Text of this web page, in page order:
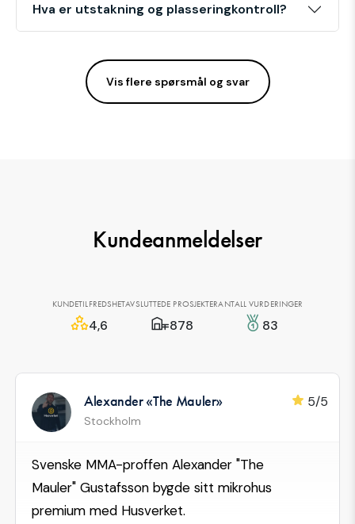
Hva er utstakning og plasseringkontroll?
Vis flere spørsmål og svar
Kundeanmeldelser
KUNDETILFREDSHET
4,6
AVSLUTTEDE PROSJEKTER
878
ANTALL VURDERINGER
83
Alexander «The Mauler»
Stockholm
5/5
Svenske MMA-proffen Alexander "The
Mauler" Gustafsson bygde sitt mikrohus
premium med Husverket.